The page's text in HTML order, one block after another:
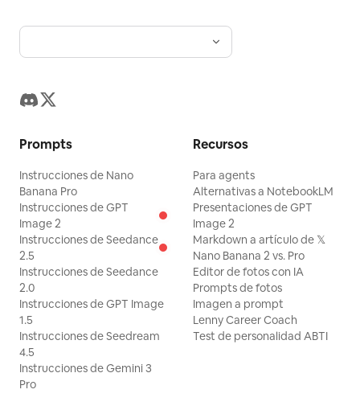
Prompts
Instrucciones de Nano
Banana Pro
Instrucciones de GPT
Image 2
Instrucciones de Seedance
2.5
Instrucciones de Seedance
2.0
Instrucciones de GPT Image
1.5
Instrucciones de Seedream
4.5
Instrucciones de Gemini 3
Pro
Recursos
Para agents
Alternativas a NotebookLM
Presentaciones de GPT
Image 2
Markdown a artículo de 𝕏
Nano Banana 2 vs. Pro
Editor de fotos con IA
Prompts de fotos
Imagen a prompt
Lenny Career Coach
Test de personalidad ABTI